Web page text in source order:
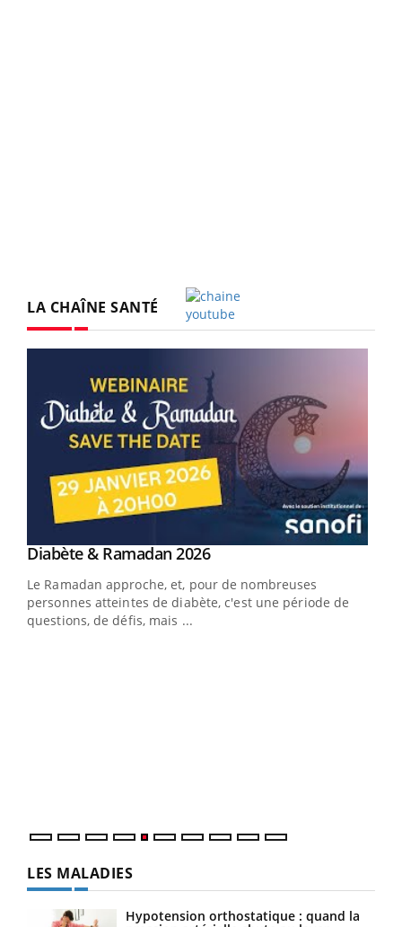
LA CHAÎNE SANTÉ
Youtube
Diabète & Ramadan 2026Youtube
Le Ramadan approche, et, pour de nombreuses
personnes atteintes de diabète, c'est une période de
questions, de défis, mais ...
LES MALADIES
Hypotension orthostatique : quand la